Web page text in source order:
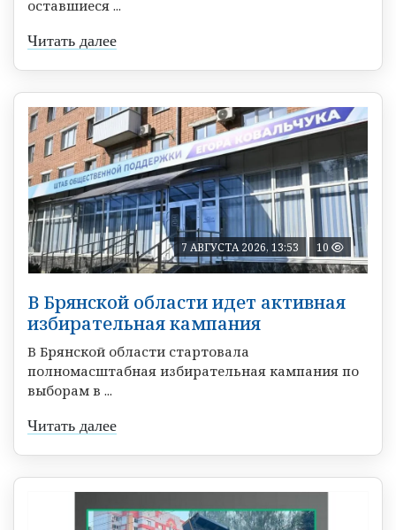
оставшиеся ...
Читать далее
7 АВГУСТА 2026, 13:53 10
В Брянской области идет активная
избирательная кампания
В Брянской области стартовала
полномасштабная избирательная кампания по
выборам в ...
Читать далее